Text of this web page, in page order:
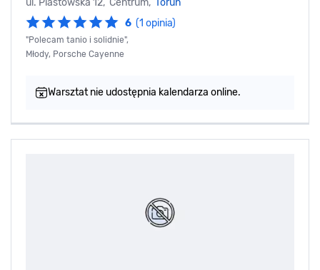
ul. Piastowska 12, Centrum,
Toruń
6 (1 opinia)
"Polecam tanio i solidnie",
Młody, Porsche Cayenne
Warsztat nie udostępnia kalendarza online.